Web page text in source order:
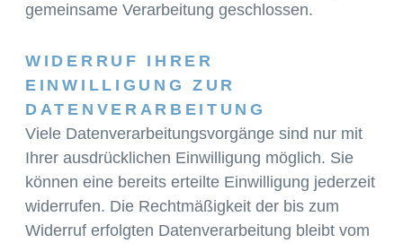
gemeinsame Verarbeitung geschlossen.
WIDERRUF IHRER
EINWILLIGUNG ZUR
DATENVERARBEITUNG
Viele Datenverarbeitungsvorgänge sind nur mit
Ihrer ausdrücklichen Einwilligung möglich. Sie
können eine bereits erteilte Einwilligung jederzeit
widerrufen. Die Rechtmäßigkeit der bis zum
Widerruf erfolgten Datenverarbeitung bleibt vom